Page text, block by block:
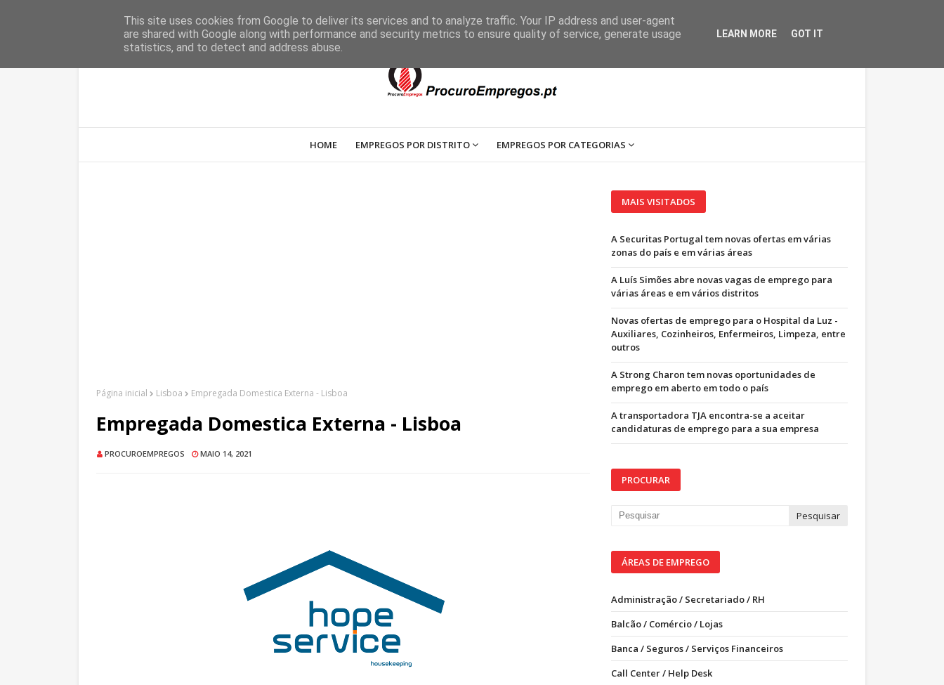
HOME EMPREGOS POR DISTRITO EMPREGOS POR CATEGORIAS
Página inicial Lisboa Empregada Domestica Externa - Lisboa
Empregada Domestica Externa - Lisboa
PROCUROEMPREGOS MAIO 14, 2021
MAIS VISITADOS
A Securitas Portugal tem novas ofertas em várias
zonas do país e em várias áreas
A Luís Simões abre novas vagas de emprego para
várias áreas e em vários distritos
Novas ofertas de emprego para o Hospital da Luz -
Auxiliares, Cozinheiros, Enfermeiros, Limpeza, entre
outros
A Strong Charon tem novas oportunidades de
emprego em aberto em todo o país
A transportadora TJA encontra-se a aceitar
candidaturas de emprego para a sua empresa
PROCURAR
ÁREAS DE EMPREGO
Administração / Secretariado / RH
Balcão / Comércio / Lojas
Banca / Seguros / Serviços Financeiros
Call Center / Help Desk
This site uses cookies from Google to deliver its services and to analyze traffic. Your IP address and user-agent
are shared with Google along with performance and security metrics to ensure quality of service, generate usage
statistics, and to detect and address abuse.
LEARN MORE GOT IT